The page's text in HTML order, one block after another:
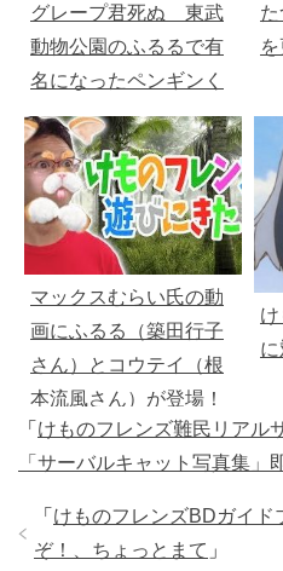
グレープ君死ぬ 東武
動物公園のふるるで有
名になったペンギンく
ん
マックスむらい氏の動
画にふるる（築田行子
さん）とコウテイ（根
本流風さん）が登場！
「 けものフレンズ難民リアル
「サーバルキャット写真集」
「 けものフレンズBDガイド
ぞ！、ちょっとまて 」